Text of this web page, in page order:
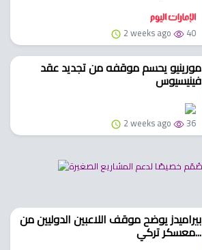
2 weeks ago 40
مورينيو يحسم موقفه من تجديد عقد
فينيسيوس
2 weeks ago 36
بيراميدز يوضح موقف اللاعبين الدوليين من
معسكر تركي...